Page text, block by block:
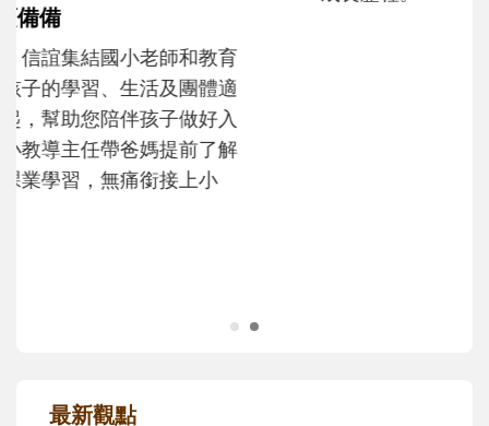
和孩子一起長大的那個男人│讀懂父親的
不同模樣
沒有人天生就擅長當爸爸！男人總是在一次
次「前所未有」的體驗中，跟著孩子一起長
大。從給予安全感的肢體遊戲，到獨立自
主、角色認同及解決問題的能力養成。爸爸
最新觀點